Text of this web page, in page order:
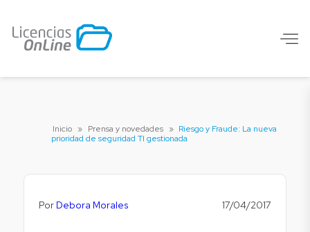
Inicio » Prensa y novedades » Riesgo y Fraude: La nueva
prioridad de seguridad TI gestionada
Por Debora Morales 17/04/2017